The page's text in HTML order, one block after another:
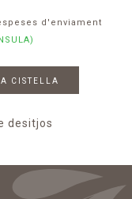
d'enviament
CISTELLA
desitjos